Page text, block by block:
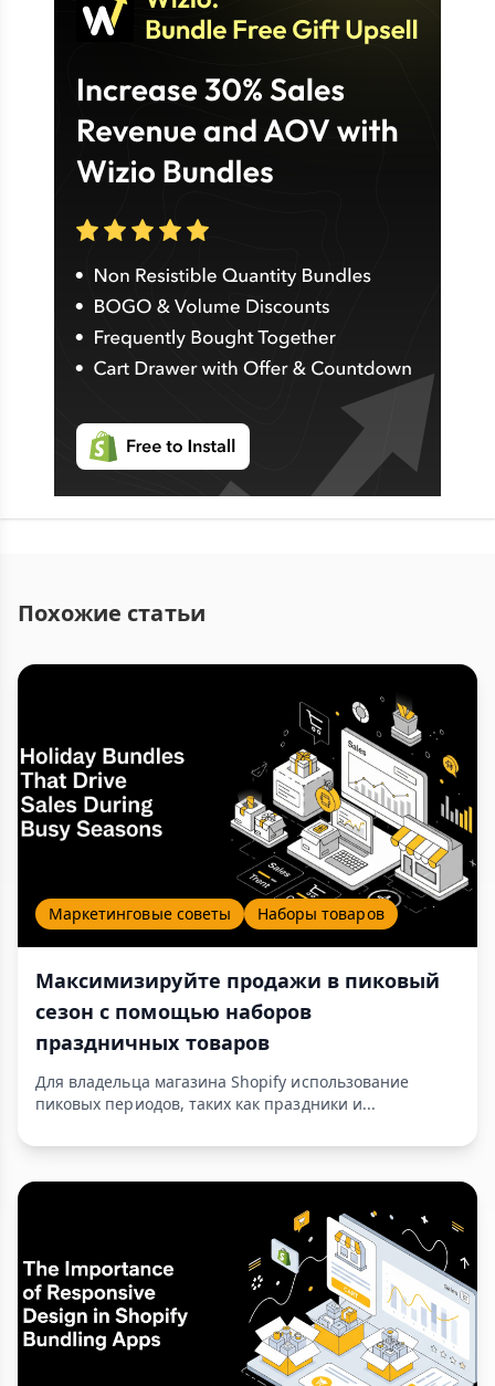
Похожие статьи
Маркетинговые советы Наборы товаров
Максимизируйте продажи в пиковый
сезон с помощью наборов
праздничных товаров
Для владельца магазина Shopify использование
пиковых периодов, таких как праздники и...